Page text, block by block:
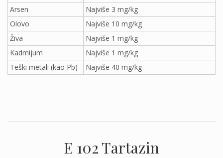
Arsen
Najviše 3 mg/kg
Olovo
Najviše 10 mg/kg
Živa
Najviše 1 mg/kg
Kadmijum
Najviše 1 mg/kg
Teški metali (kao Pb)
Najviše 40 mg/kg
E 102 Tartazin